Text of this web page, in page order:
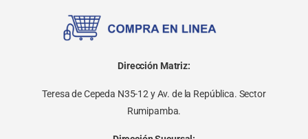
Dirección Matriz:
Teresa de Cepeda N35-12 y Av. de la República. Sector
Rumipamba.